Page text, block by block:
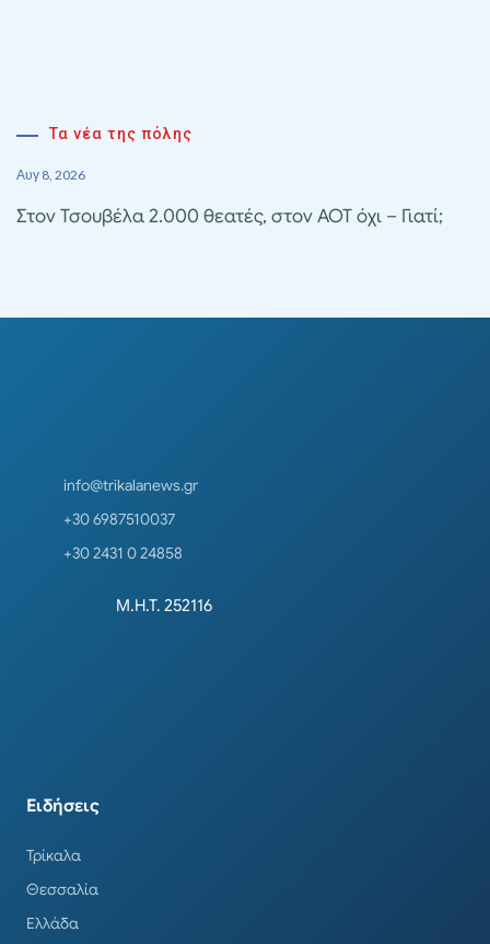
Τα νέα της πόλης
Αυγ 8, 2026
Στον Τσουβέλα 2.000 θεατές, στον ΑΟΤ όχι – Γιατί;
info@trikalanews.gr
+30 6987510037
+30 2431 0 24858
Μ.Η.Τ. 252116
Ειδήσεις
Τρίκαλα
Θεσσαλία
Ελλάδα